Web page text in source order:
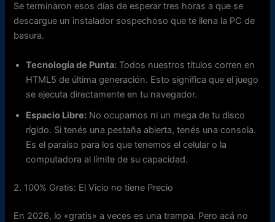
Se terminaron esos días de esperar tres horas a que se
descargue un instalador sospechoso que te llena la PC de
basura.
Tecnología de Punta: Todos nuestros títulos corren en
HTML5 de última generación. Esto significa que el juego
se ejecuta directamente en tu navegador.
Espacio Libre: No ocupamos ni un mega de tu disco
rígido. Si tenés una pestaña abierta, tenés una consola.
Es el paraíso para los que tenemos el celular o la
computadora al límite de su capacidad.
2. 100% Gratis: El Vicio no tiene Precio
En 2026, lo «gratis» a veces es una trampa. Pero acá no